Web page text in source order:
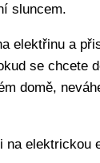
sluncem.
elektřinu a
se chcete
domě,
na elektrickou